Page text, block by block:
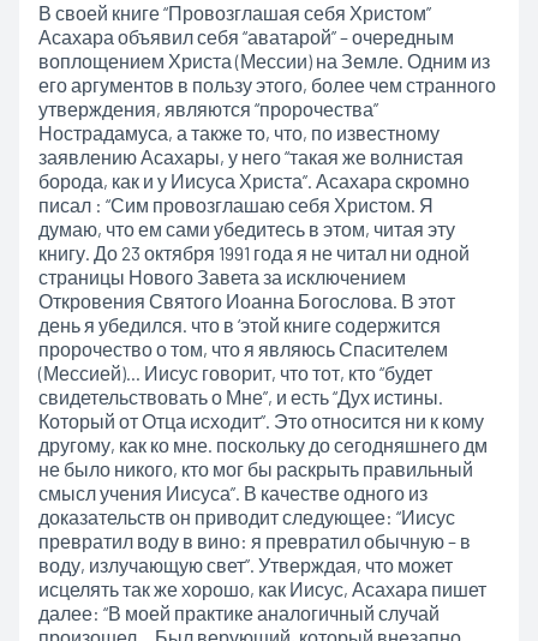
В своей книге “Провозглашая себя Христом”
Асахара объявил себя “аватарой” – очередным
воплощением Христа (Мессии) на Земле. Одним из
его аргументов в пользу этого, более чем странного
утверждения, являются “пророчества”
Нострадамуса, а также то, что, по известному
заявлению Асахары, у него “такая же волнистая
борода, как и у Иисуса Христа”. Асахара скромно
писал : “Сим провозглашаю себя Христом. Я
думаю, что ем сами убедитесь в этом, читая эту
книгу. До 23 октября 1991 года я не читал ни одной
страницы Нового Завета за исключением
Откровения Святого Иоанна Богослова. В этот
день я убедился. что в ‘этой книге содержится
пророчество о том, что я являюсь Спасителем
(Мессией)… Иисус говорит, что тот, кто “будет
свидетельствовать о Мне”, и есть “Дух истины.
Который от Отца исходит”. Это относится ни к кому
другому, как ко мне. поскольку до сегодняшнего дм
не было никого, кто мог бы раскрыть правильный
смысл учения Иисуса”. В качестве одного из
доказательств он приводит следующее: “Иисус
превратил воду в вино: я превратил обычную – в
воду, излучающую свет”. Утверждая, что может
исцелять так же хорошо, как Иисус, Асахара пишет
далее: “В моей практике аналогичный случай